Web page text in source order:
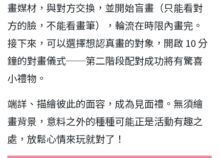
畫媒材，與對方交換，並開始盲畫（只能看對
方的臉，不能看畫筆），輪流在時限內畫完。
接下來，可以選擇想認真畫的對象，開啟 10 分
鐘的對畫儀式──第二階段配對成功將有驚喜
小禮物。
端詳、描繪彼此的面容，成為見面禮。無須繪
畫背景，意料之外的種種可能正是活動有趣之
處，放鬆心情來玩就對了！